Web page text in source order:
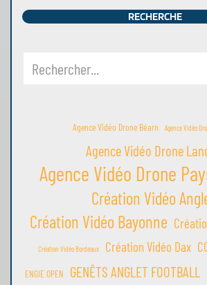
RECHERCHE
Agence Vidéo Drone Béarn Agence Vidéo
Agence Vidéo Drone
Agence Vidéo Drone
Création Vidéo
Création Vidéo Bayonne
Création Vidéo Bordeaux Création Vidéo Dax
ENGIE OPEN GENÊTS ANGLET FOOTBALL